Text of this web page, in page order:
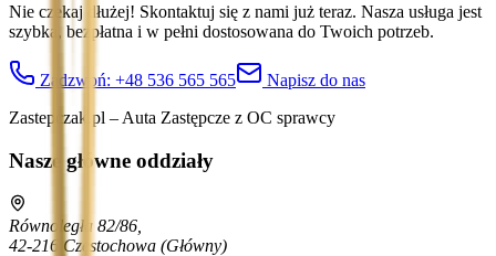
Nie czekaj dłużej! Skontaktuj się z nami już teraz. Nasza usługa jest
szybka, bezpłatna i w pełni dostosowana do Twoich potrzeb.
Zadzwoń: +48 536 565 565
Napisz do nas
Zastepczak.pl – Auta Zastępcze z OC sprawcy
Nasze główne oddziały
Równoległa 82/86,
42-216 Częstochowa (Główny)